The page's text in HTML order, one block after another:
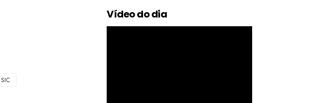
SIC
Vídeo do dia